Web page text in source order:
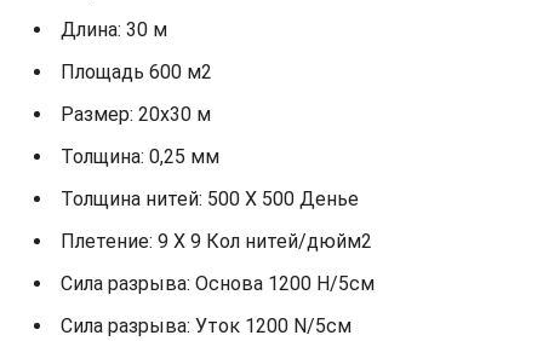
Длина: 30 м
Площадь 600 м2
Размер: 20х30 м
Толщина: 0,25 мм
Толщина нитей: 500 X 500 Денье
Плетение: 9 X 9 Кол нитей/дюйм2
Сила разрыва: Основа 1200 Н/5см
Сила разрыва: Уток 1200 N/5см